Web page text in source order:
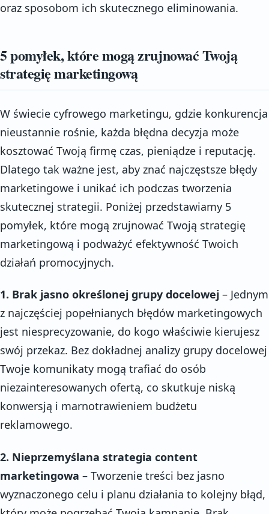
oraz sposobom ich skutecznego eliminowania.
5 pomyłek, które mogą zrujnować Twoją
strategię marketingową
W świecie cyfrowego marketingu, gdzie konkurencja
nieustannie rośnie, każda błędna decyzja może
kosztować Twoją firmę czas, pieniądze i reputację.
Dlatego tak ważne jest, aby znać najczęstsze błędy
marketingowe i unikać ich podczas tworzenia
skutecznej strategii. Poniżej przedstawiamy 5
pomyłek, które mogą zrujnować Twoją strategię
marketingową i podważyć efektywność Twoich
działań promocyjnych.
1. Brak jasno określonej grupy docelowej – Jednym
z najczęściej popełnianych błędów marketingowych
jest niesprecyzowanie, do kogo właściwie kierujesz
swój przekaz. Bez dokładnej analizy grupy docelowej
Twoje komunikaty mogą trafiać do osób
niezainteresowanych ofertą, co skutkuje niską
konwersją i marnotrawieniem budżetu
reklamowego.
2. Nieprzemyślana strategia content
marketingowa – Tworzenie treści bez jasno
wyznaczonego celu i planu działania to kolejny błąd,